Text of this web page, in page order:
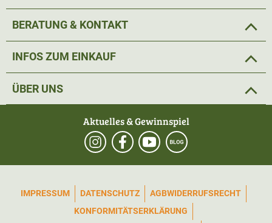
BERATUNG & KONTAKT
INFOS ZUM EINKAUF
ÜBER UNS
Aktuelles & Gewinnspiel
IMPRESSUM DATENSCHUTZ AGBWIDERRUFSRECHT
KONFORMITÄTSERKLÄRUNG